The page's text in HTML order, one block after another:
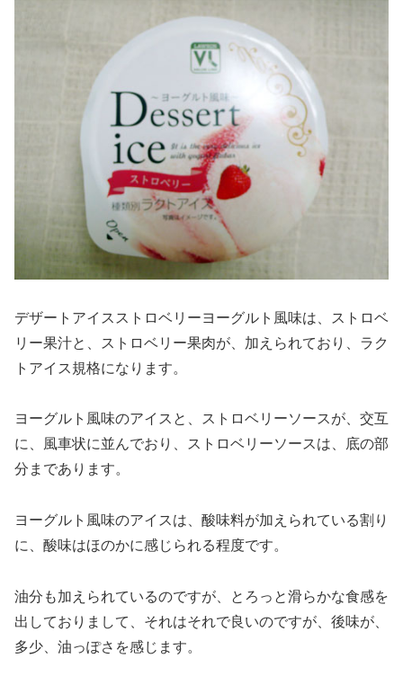
デザートアイスストロベリーヨーグルト風味は、ストロベ
リー果汁と、ストロベリー果肉が、加えられており、ラク
トアイス規格になります。
ヨーグルト風味のアイスと、ストロベリーソースが、交互
に、風車状に並んでおり、ストロベリーソースは、底の部
分まであります。
ヨーグルト風味のアイスは、酸味料が加えられている割り
に、酸味はほのかに感じられる程度です。
油分も加えられているのですが、とろっと滑らかな食感を
出しておりまして、それはそれで良いのですが、後味が、
多少、油っぽさを感じます。